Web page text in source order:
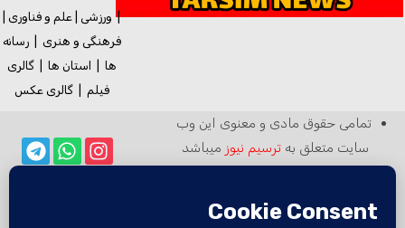
| ورزشی علم و فناوری
فرهنگی و هنری
|رسانه
ها
استان ها |گالری
فیلم |گالری عکس
تمامی حقوق مادی و معنوی این وب
سایت متعلق به ترسیم نیوز میباشد
خبرگزاری‌ها و روزنامه‌ها بدون ذکر منبع
آزاد است